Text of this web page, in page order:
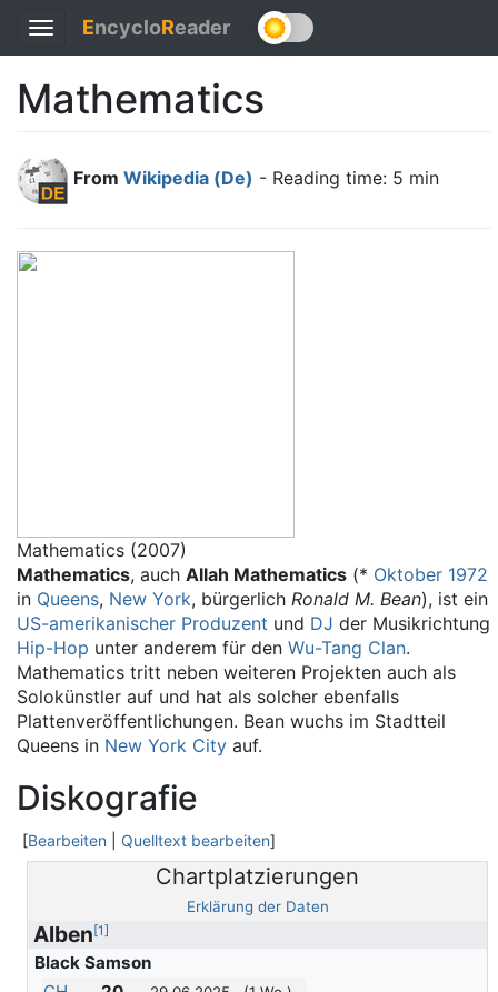
Toggle
navigation
EncycloReader
Mathematics
From Wikipedia (De) - Reading time: 5 min
Mathematics (2007)
Mathematics, auch Allah Mathematics (* Oktober 1972
in Queens, New York, bürgerlich Ronald M. Bean), ist ein
US-amerikanischer Produzent und DJ der Musikrichtung
Hip-Hop unter anderem für den Wu-Tang Clan.
Mathematics tritt neben weiteren Projekten auch als
Solokünstler auf und hat als solcher ebenfalls
Plattenveröffentlichungen. Bean wuchs im Stadtteil
Queens in New York City auf.
Diskografie
[Bearbeiten Quelltext bearbeiten]
Chart­plat­zie­rungen
Erklärung der Daten
Alben [1]
Black Samson